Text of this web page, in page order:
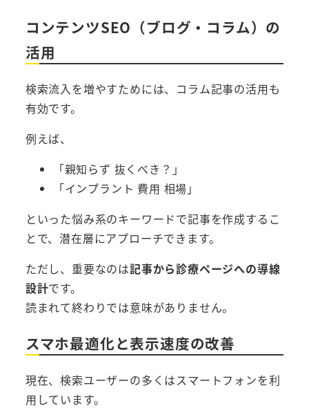
コンテンツSEO（ブログ・コラム）の
活用
検索流入を増やすためには、コラム記事の活用も
有効です。
例えば、
「親知らず 抜くべき？」
「インプラント 費用 相場」
といった悩み系のキーワードで記事を作成するこ
とで、潜在層にアプローチできます。
ただし、重要なのは記事から診療ページへの導線
設計です。
読まれて終わりでは意味がありません。
スマホ最適化と表示速度の改善
現在、検索ユーザーの多くはスマートフォンを利
用しています。